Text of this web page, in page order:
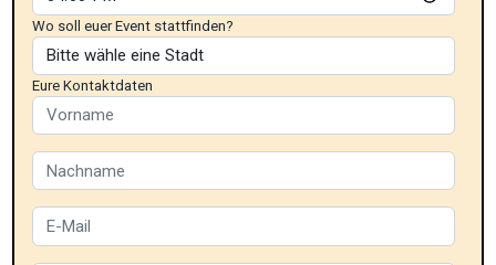
Wo soll euer Event stattfinden?
Eure Kontaktdaten